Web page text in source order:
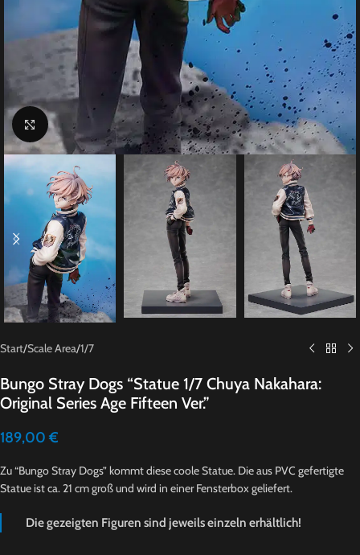
Click to enlarge
Start/Scale Area/1/7
Bungo Stray Dogs “Statue 1/7 Chuya Nakahara:
Original Series Age Fifteen Ver.”
189,00 €
Zu “Bungo Stray Dogs” kommt diese coole Statue. Die aus PVC gefertigte
Statue ist ca. 21 cm groß und wird in einer Fensterbox geliefert.
Die gezeigten Figuren sind jeweils einzeln erhältlich!